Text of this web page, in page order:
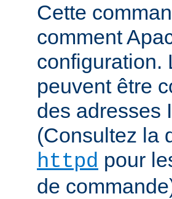
Cette
comment
configuration.
peuvent être
des adresses
(Consultez la
httpd pour
de